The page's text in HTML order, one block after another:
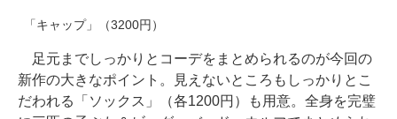
「キャップ」（3200円）
足元までしっかりとコーデをまとめられるのが今回の
新作の大きなポイント。見えないところもしっかりとこ
だわれる「ソックス」（各1200円）も用意。全身を完璧